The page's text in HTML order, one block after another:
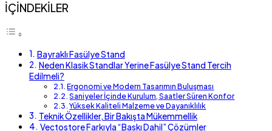
İÇİNDEKİLER
Bayraklı Fasülye Stand
Neden Klasik Standlar Yerine Fasülye Stand Tercih
Edilmeli?
Ergonomi ve Modern Tasarımın Buluşması
Saniyeler İçinde Kurulum, Saatler Süren Konfor
Yüksek Kaliteli Malzeme ve Dayanıklılık
Teknik Özellikler, Bir Bakışta Mükemmellik
Vectostore Farkıyla “Baskı Dahil” Çözümler